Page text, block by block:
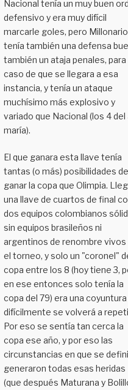
Nacional tenía un muy buen
defensivo y era muy difícil
marcarle goles, pero
tenía también una defensa
también un ataja penales, para
caso de que se llegara a esa
instancia, y tenía un ataque
muchísimo más explosivo y
variado que Nacional (los 4 del
maría).
El que ganara esta llave tenía
tantas (o más) posibilidades de
ganar la copa que Olimpia.
una llave de cuartos de final
dos equipos colombianos
sin equipos brasileños ni
argentinos de renombre vivos
el torneo, y solo un "coronel"
copa entre los 8 (hoy tiene 3,
en ese entonces solo tenía la
copa del 79) era una
difícilmente se volverá a
Por eso se sentía tan cerca la
copa ese año, y por eso las
circunstancias en que se
generaron todas esas heridas
(que después Maturana y